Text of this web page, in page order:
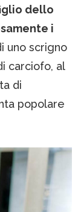
dello
i
uno scrigno
carciofo, al
di
popolare